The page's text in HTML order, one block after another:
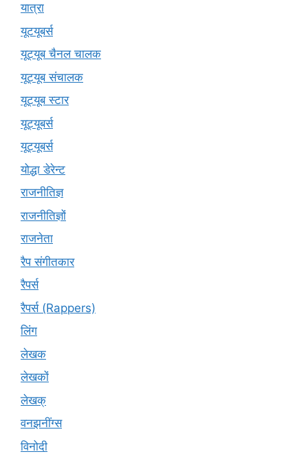
यात्रा
यूटयूबर्स
यूट्यूब चैनल चालक
यूट्यूब संचालक
यूट्यूब स्टार
यूट्‍यूबर्स
यूट्यूबर्स
योद्धा डेरेन्ट
राजनीतिज्ञ
राजनीतिज्ञों
राजनेता
रैप संगीतकार
रैपर्स
रैपर्स (Rappers)
लिंग
लेखक
लेखकों
लेखक्
वनझनींग्स
विनोदी